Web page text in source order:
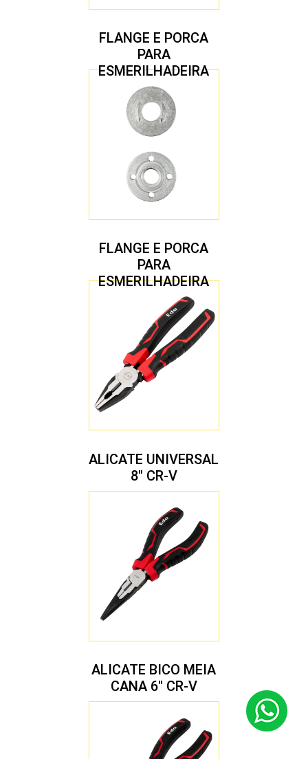
FLANGE E PORCA
PARA
ESMERILHADEIRA
4.1/2″ 22,23 MM
FLANGE E PORCA
PARA
ESMERILHADEIRA
4.1/2″ 20,00 MM
ALICATE UNIVERSAL
8″ CR-V
ALICATE BICO MEIA
CANA 6″ CR-V